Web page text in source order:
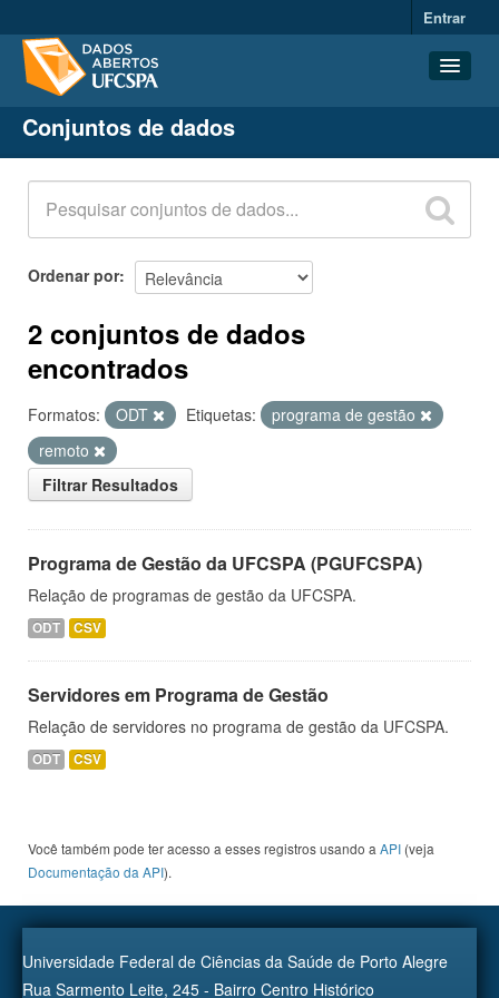
Entrar
Conjuntos de dados
Organizações
Grupos
Sobre
Conjuntos de dados
Ordenar por
2 conjuntos de dados
encontrados
Formatos: ODT Etiquetas:
programa de gestão
remoto
Filtrar Resultados
Programa de Gestão da UFCSPA (PGUFCSPA)
Relação de programas de gestão da UFCSPA.
ODT CSV
Servidores em Programa de Gestão
Relação de servidores no programa de gestão da UFCSPA.
ODT CSV
Você também pode ter acesso a esses registros usando a API (veja
Documentação da API).
Universidade Federal de Ciências da Saúde de Porto Alegre
Rua Sarmento Leite, 245 - Bairro Centro Histórico